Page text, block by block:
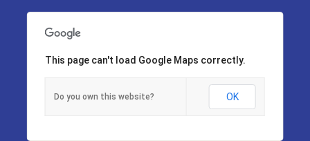
This page can't load Google Maps correctly.
Do you own this website? OK